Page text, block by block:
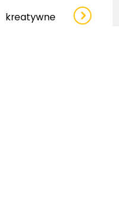
kreatywne